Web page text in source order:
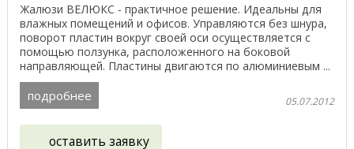
Жалюзи ВЕЛЮКС - практичное решение. Идеальны для
влажных помещений и офисов. Управляются без шнура,
поворот пластин вокруг своей оси осуществляется с
помощью ползунка, расположенного на боковой
направляющей. Пластины двигаются по алюминиевым ...
подробнее 05.07.2012
оставить заявку